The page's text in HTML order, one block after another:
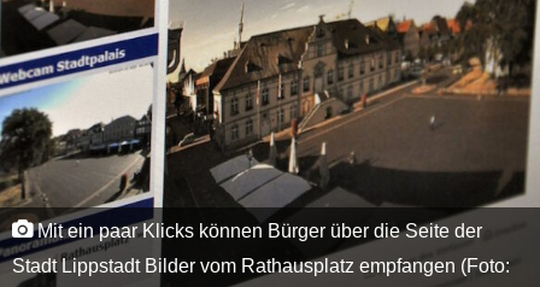
Mit ein paar Klicks können Bürger über die Seite der
Stadt Lippstadt Bilder vom Rathausplatz empfangen (Foto: